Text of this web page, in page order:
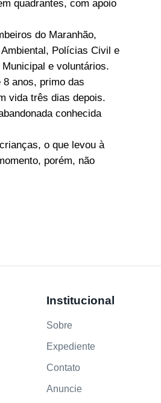
quadrantes, com apoio
do Maranhão,
Polícias Civil e
e voluntários.
anos, primo das
vida três dias depois.
conhecida
o que levou à
porém, não
Institucional
Sobre
Expediente
Contato
Anuncie